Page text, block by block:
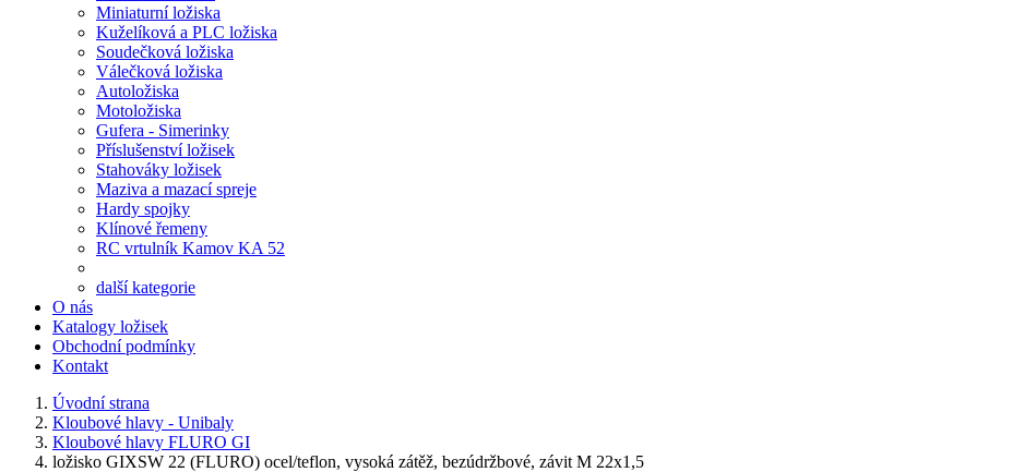
Miniaturní ložiska
Kuželíková a PLC ložiska
Soudečková ložiska
Válečková ložiska
Autoložiska
Motoložiska
Gufera - Simerinky
Příslušenství ložisek
Stahováky ložisek
Maziva a mazací spreje
Hardy spojky
Klínové řemeny
RC vrtulník Kamov KA 52
další kategorie
O nás
Katalogy ložisek
Obchodní podmínky
Kontakt
Úvodní strana
Kloubové hlavy - Unibaly
Kloubové hlavy FLURO GI
ložisko GIXSW 22 (FLURO) ocel/teflon, vysoká zátěž, bezúdržbové, závit M 22x1,5